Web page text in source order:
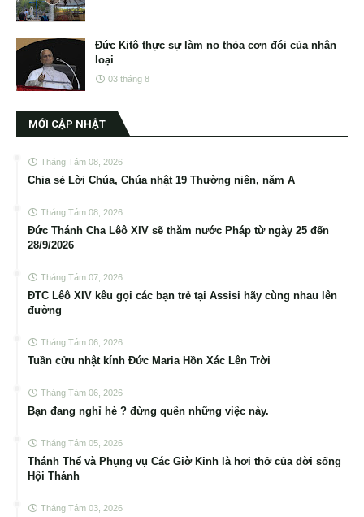
Đức Kitô thực sự làm no thỏa cơn đói của nhân
loại
03 tháng 8
MỚI CẬP NHẬT
Tháng Tám 08, 2026
Chia sẻ Lời Chúa, Chúa nhật 19 Thường niên, năm A
Tháng Tám 08, 2026
Đức Thánh Cha Lêô XIV sẽ thăm nước Pháp từ ngày 25 đến
28/9/2026
Tháng Tám 07, 2026
ĐTC Lêô XIV kêu gọi các bạn trẻ tại Assisi hãy cùng nhau lên
đường
Tháng Tám 06, 2026
Tuần cửu nhật kính Đức Maria Hồn Xác Lên Trời
Tháng Tám 06, 2026
Bạn đang nghỉ hè ? đừng quên những việc này.
Tháng Tám 05, 2026
Thánh Thể và Phụng vụ Các Giờ Kinh là hơi thở của đời sống
Hội Thánh
Tháng Tám 03, 2026